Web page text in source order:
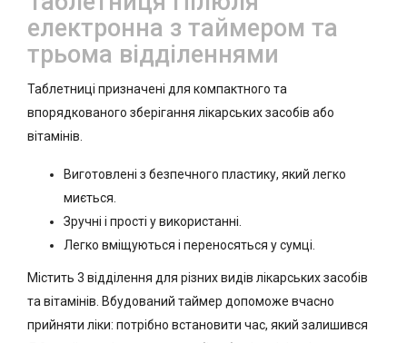
електронна з таймером та
трьома відділеннями
Таблетниці призначені для компактного та
впорядкованого зберігання лікарських засобів або
вітамінів.
Виготовлені з безпечного пластику, який легко
миється.
Зручні і прості у використанні.
Легко вміщуються і переносяться у сумці.
Містить 3 відділення для різних видів лікарських засобів
та вітамінів. Вбудований таймер допоможе вчасно
прийняти ліки: потрібно встановити час, який залишився